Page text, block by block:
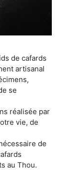
de cafards
artisanal
se
réalisée par
vie, de
de
au Thou.